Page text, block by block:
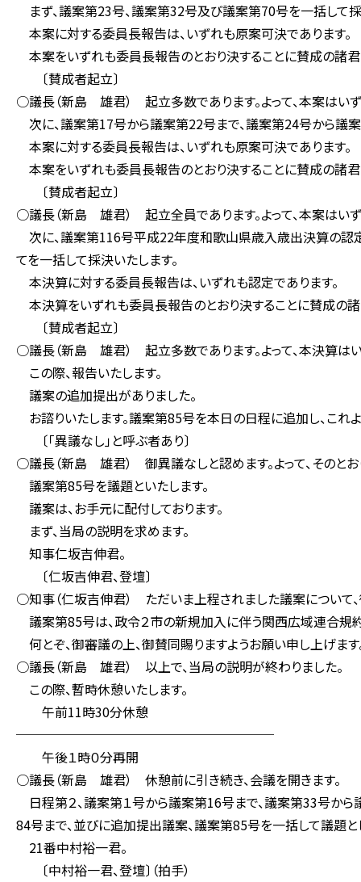
まず、議案第23号、議案第32号及び議案第70号を一括して採
本案に対する委員長報告は、いずれも原案可決であります。
本案をいずれも委員長報告のとおり決することに賛成の諸君
〔賛成者起立〕
○議長（新島 雄君） 起立多数であります。よって、本案はい
次に、議案第17号から議案第22号まで、議案第24号から議
本案に対する委員長報告は、いずれも原案可決であります。
本案をいずれも委員長報告のとおり決することに賛成の諸君
〔賛成者起立〕
○議長（新島 雄君） 起立全員であります。よって、本案はい
次に、議案第116号平成22年度和歌山県歳入歳出決算の
てを一括して採決いたします。
本決算に対する委員長報告は、いずれも認定であります。
本決算をいずれも委員長報告のとおり決することに賛成の諸
〔賛成者起立〕
○議長（新島 雄君） 起立多数であります。よって、本決算は
この際、報告いたします。
議案の追加提出がありました。
お諮りいたします。議案第85号を本日の日程に追加し、これ
〔「異議なし」と呼ぶ者あり〕
○議長（新島 雄君） 御異議なしと認めます。よって、そのとお
議案第85号を議題といたします。
議案は、お手元に配付しております。
まず、当局の説明を求めます。
知事仁坂吉伸君。
〔仁坂吉伸君、登壇〕
○知事（仁坂吉伸君） ただいま上程されました議案について
議案第85号は、政令２市の新規加入に伴う関西広域連合規
何とぞ、御審議の上、御賛同賜りますようお願い申し上げます
○議長（新島 雄君） 以上で、当局の説明が終わりました。
この際、暫時休憩いたします。
午前11時30分休憩
────────────────────
午後１時０分再開
○議長（新島 雄君） 休憩前に引き続き、会議を開きます。
日程第２、議案第１号から議案第16号まで、議案第33号か
84号まで、並びに追加提出議案、議案第85号を一括して議題
21番中村裕一君。
〔中村裕一君、登壇〕（拍手）